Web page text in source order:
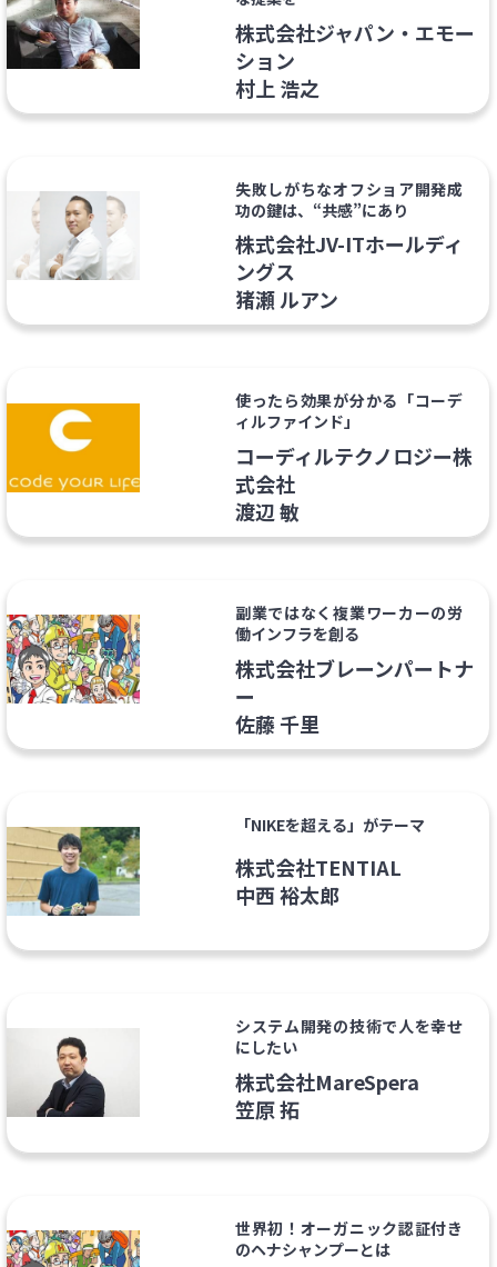
株式会社ジャパン・エモー
ション
村上 浩之
失敗しがちなオフショア開発成
功の鍵は、“共感”にあり
株式会社JV-ITホールディ
ングス
猪瀬 ルアン
使ったら効果が分かる「コーデ
ィルファインド」
コーディルテクノロジー株
式会社
渡辺 敏
副業ではなく複業ワーカーの労
働インフラを創る
株式会社ブレーンパートナ
ー
佐藤 千里
「NIKEを超える」がテーマ
株式会社TENTIAL
中西 裕太郎
システム開発の技術で人を幸せ
にしたい
株式会社MareSpera
笠原 拓
世界初！オーガニック認証付き
のヘナシャンプーとは